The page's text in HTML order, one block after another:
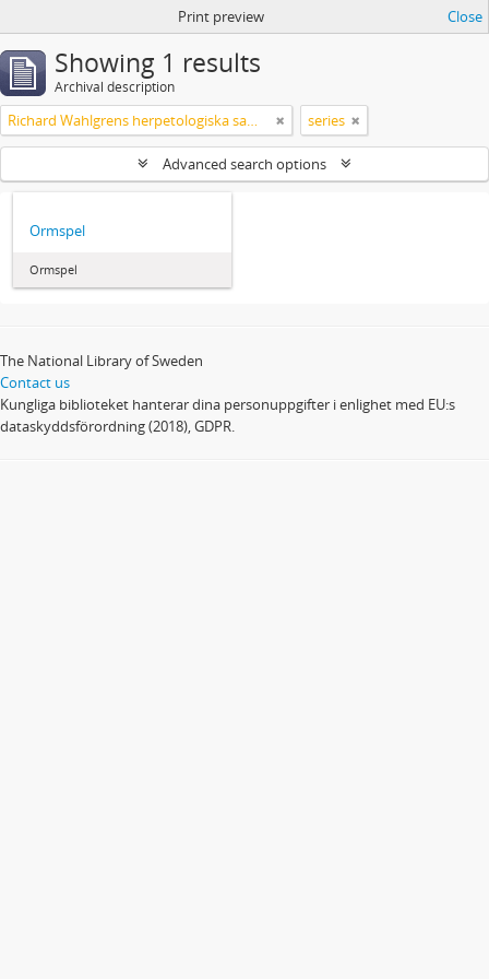
Print preview Close
Showing 1 results
Archival description
Richard Wahlgrens herpetologiska samling series
Advanced search options
Ormspel
Ormspel
The National Library of Sweden
Contact us
Kungliga biblioteket hanterar dina personuppgifter i enlighet med EU:s
dataskyddsförordning (2018), GDPR.